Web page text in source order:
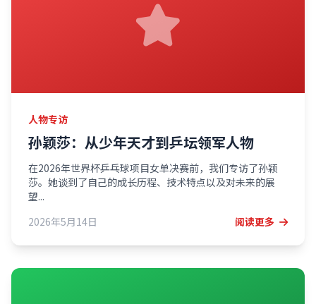
人物专访
孙颖莎：从少年天才到乒坛领军人物
在2026年世界杯乒乓球项目女单决赛前，我们专访了孙颖
莎。她谈到了自己的成长历程、技术特点以及对未来的展
望...
2026年5月14日
阅读更多